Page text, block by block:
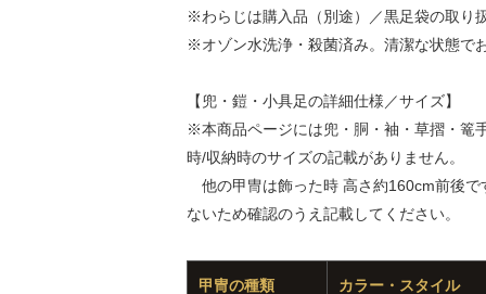
※わらじは購入品（別途）／黒足袋の取り
※オゾン水洗浄・殺菌済み。清潔な状態で
【兜・鎧・小具足の詳細仕様／サイズ】
※本商品ページには兜・胴・袖・草摺・篭
時/収納時のサイズの記載がありません。
他の甲冑は飾った時 高さ約160cm前後で
ないため確認のうえ記載してください。
甲冑の種類 カラー・スタイル